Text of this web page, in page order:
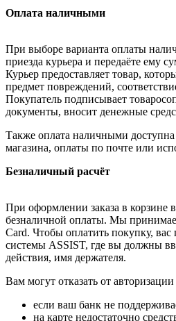
Оплата наличными
При выборе варианта оплаты
приезда курьера и передаёте ему
Курьер предоставляет товар,
предмет повреждений,
Покупатель подписывает
документы, вносит денежные
Также оплата наличными
магазина, оплаты по почте или
Безналичный расчёт
При оформлении заказа в корзине
безналичной оплаты. Мы
Card. Чтобы оплатить покупку, вас
системы ASSIST, где вы должны
действия, имя держателя.
Вам могут отказать от авторизации
если ваш банк не
на карте недостаточно